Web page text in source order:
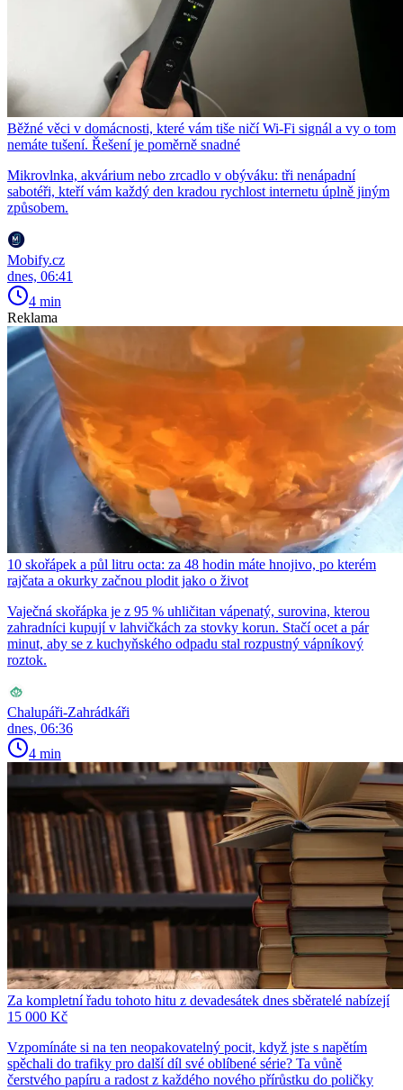
Běžné věci v domácnosti, které vám tiše ničí Wi-Fi signál a vy o tom
nemáte tušení. Řešení je poměrně snadné
Mikrovlnka, akvárium nebo zrcadlo v obýváku: tři nenápadní
sabotéři, kteří vám každý den kradou rychlost internetu úplně jiným
způsobem.
Mobify.cz
dnes, 06:41
4 min
Reklama
10 skořápek a půl litru octa: za 48 hodin máte hnojivo, po kterém
rajčata a okurky začnou plodit jako o život
Vaječná skořápka je z 95 % uhličitan vápenatý, surovina, kterou
zahradníci kupují v lahvičkách za stovky korun. Stačí ocet a pár
minut, aby se z kuchyňského odpadu stal rozpustný vápníkový
roztok.
Chalupáři-Zahrádkáři
dnes, 06:36
4 min
Za kompletní řadu tohoto hitu z devadesátek dnes sběratelé nabízejí
15 000 Kč
Vzpomínáte si na ten neopakovatelný pocit, když jste s napětím
spěchali do trafiky pro další díl své oblíbené série? Ta vůně
čerstvého papíru a radost z každého nového přírůstku do poličky